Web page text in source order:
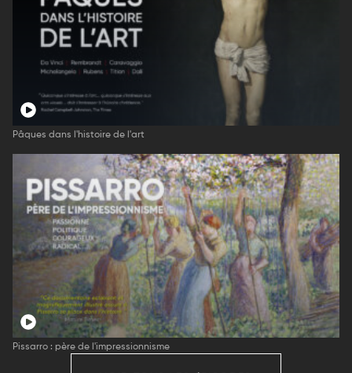
Pâques dans l'histoire de l'art
Pissarro : père de l'impressionnisme